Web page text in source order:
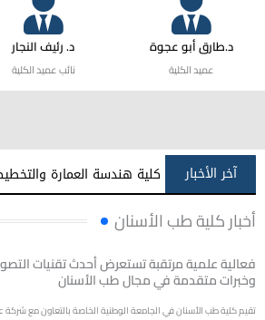
د.طارق أبو عجوة
عميد الكلية
د. رئيف النجار
نائب عميد الكلية
آخر الأخبار كلية هندسة العمارة
أخبار كلية طب الأسنان
وخبرات متقدمة في مجال طب الأسنان
تقيم كلية طب الأسنان في الجامعة الوطنية الخاصة بالتعاون مع